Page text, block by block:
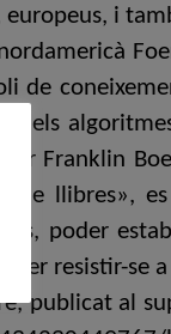
i
de
i els
Franklin
de llibres»,
poder
resistir-se
publicat al